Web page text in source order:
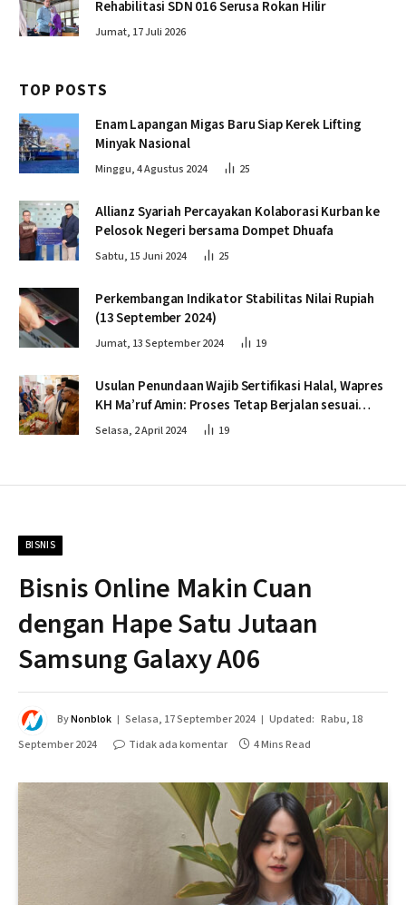
Rehabilitasi SDN 016 Serusa Rokan Hilir
Jumat, 17 Juli 2026
TOP POSTS
Enam Lapangan Migas Baru Siap Kerek Lifting
Minyak Nasional
Minggu, 4 Agustus 2024 25
Allianz Syariah Percayakan Kolaborasi Kurban ke
Pelosok Negeri bersama Dompet Dhuafa
Sabtu, 15 Juni 2024 25
Perkembangan Indikator Stabilitas Nilai Rupiah
(13 September 2024)
Jumat, 13 September 2024 19
Usulan Penundaan Wajib Sertifikasi Halal, Wapres
KH Ma’ruf Amin: Proses Tetap Berjalan sesuai
Penahapan
Selasa, 2 April 2024 19
BISNIS
Bisnis Online Makin Cuan
dengan Hape Satu Jutaan
Samsung Galaxy A06
ByNonblok Selasa, 17 September 2024 Updated: Rabu, 18
September 2024
Tidak ada komentar 4 Mins Read